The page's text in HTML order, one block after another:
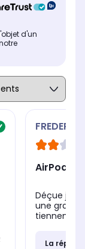
d'un
AirPods 4
Déçue je
une
tiennent
La